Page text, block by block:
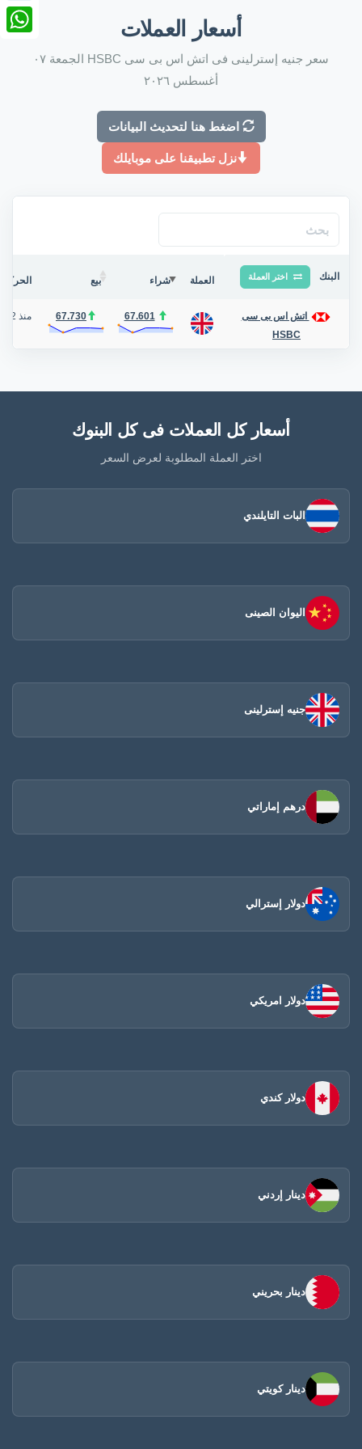
أسعار العملات
سعر جنيه إسترلينى فى اتش اس بى سى HSBC الجمعة ٠٧
أغسطس ٢٠٢٦
اضغط هنا لتحديث البيانات
نزل تطبيقنا على موبايلك
البنك اختر العملة العملة شراء بيع الحركة
اتش اس بى سى
HSBC
67.601
67.730 منذ 2 أيام
أسعار كل العملات فى كل البنوك
اختر العملة المطلوبة لعرض السعر
البات التايلندي
اليوان الصينى​
جنيه إسترلينى
درهم إماراتي
دولار إسترالي
دولار امريكي
دولار كندي
دينار إردني
دينار بحريني
دينار كويتي